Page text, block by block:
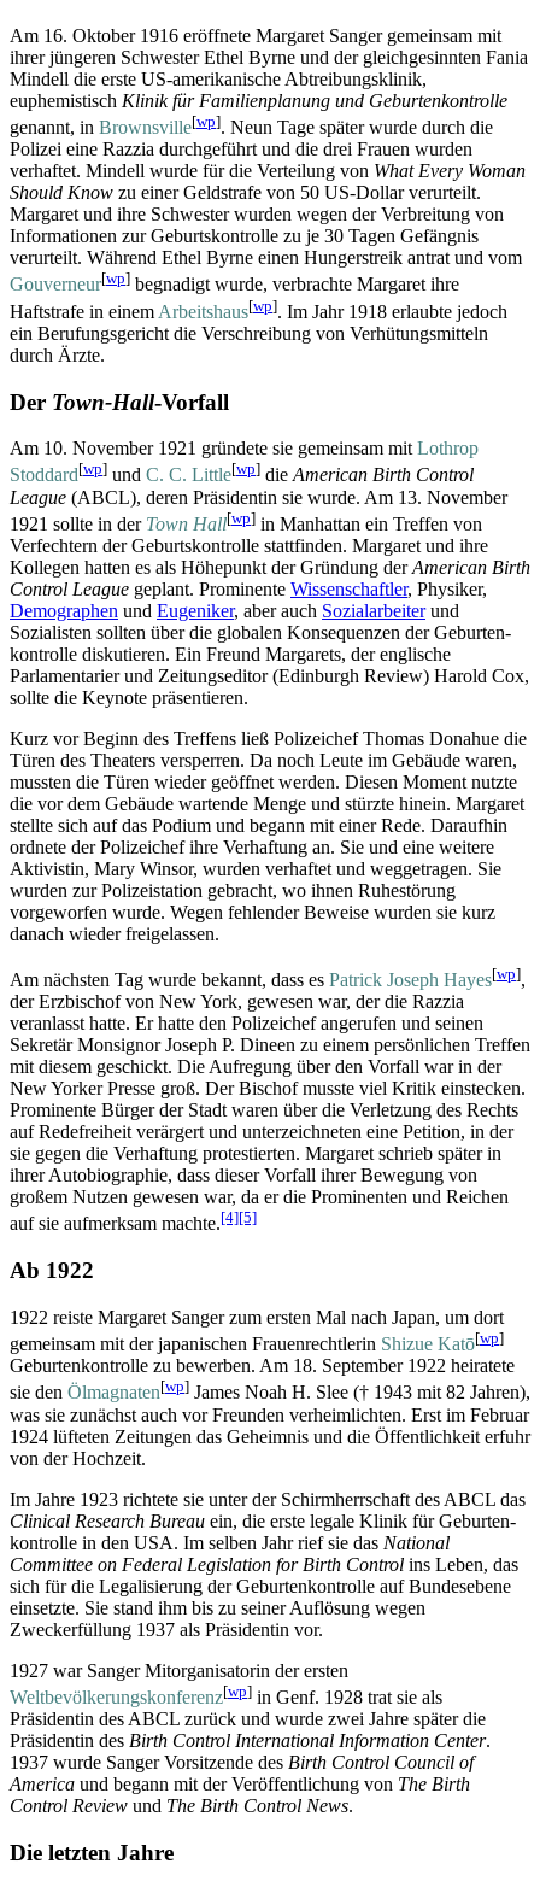
Am 16. Oktober 1916 eröffnete Margaret Sanger gemeinsam mit
ihrer jüngeren Schwester Ethel Byrne und der gleichgesinnten Fania
Mindell die erste US-amerikanische Abtreibungsklinik,
euphemistisch Klinik für Familienplanung und Geburtenkontrolle
genannt, in Brownsville[wp]. Neun Tage später wurde durch die
Polizei eine Razzia durchgeführt und die drei Frauen wurden
verhaftet. Mindell wurde für die Verteilung von What Every Woman
Should Know zu einer Geldstrafe von 50 US-Dollar verurteilt.
Margaret und ihre Schwester wurden wegen der Verbreitung von
Informationen zur Geburtskontrolle zu je 30 Tagen Gefängnis
verurteilt. Während Ethel Byrne einen Hungerstreik antrat und vom
Gouverneur[wp] begnadigt wurde, verbrachte Margaret ihre
Haftstrafe in einem Arbeitshaus[wp]. Im Jahr 1918 erlaubte jedoch
ein Berufungsgericht die Verschreibung von Verhütungsmitteln
durch Ärzte.
Der Town-Hall-Vorfall
Am 10. November 1921 gründete sie gemeinsam mitLothrop
Stoddard[wp] und C. C. Little[wp] dieAmerican Birth Control
League (ABCL), deren Präsidentin sie wurde. Am 13. November
1921 sollte in der Town Hall[wp] in Manhattan ein Treffen von
Verfechtern der Geburtskontrolle stattfinden. Margaret und ihre
Kollegen hatten es als Höhepunkt der Gründung derAmerican Birth
Control League geplant. Prominente Wissenschaftler, Physiker,
Demographen und Eugeniker, aber auch Sozialarbeiterund
Sozialisten sollten über die globalen Konsequenzen der Geburten­
kontrolle diskutieren. Ein Freund Margarets, der englische
Parlamentarier und Zeitungseditor (Edinburgh Review) Harold Cox,
sollte die Keynote präsentieren.
Kurz vor Beginn des Treffens ließ Polizeichef Thomas Donahue die
Türen des Theaters versperren. Da noch Leute im Gebäude waren,
mussten die Türen wieder geöffnet werden. Diesen Moment nutzte
die vor dem Gebäude wartende Menge und stürzte hinein. Margaret
stellte sich auf das Podium und begann mit einer Rede. Daraufhin
ordnete der Polizeichef ihre Verhaftung an. Sie und eine weitere
Aktivistin, Mary Winsor, wurden verhaftet und weggetragen. Sie
wurden zur Polizeistation gebracht, wo ihnen Ruhestörung
vorgeworfen wurde. Wegen fehlender Beweise wurden sie kurz
danach wieder freigelassen.
Am nächsten Tag wurde bekannt, dass es Patrick Joseph Hayes[wp],
der Erzbischof von New York, gewesen war, der die Razzia
veranlasst hatte. Er hatte den Polizeichef angerufen und seinen
Sekretär Monsignor Joseph P. Dineen zu einem persönlichen Treffen
mit diesem geschickt. Die Aufregung über den Vorfall war in der
New Yorker Presse groß. Der Bischof musste viel Kritik einstecken.
Prominente Bürger der Stadt waren über die Verletzung des Rechts
auf Redefreiheit verärgert und unterzeichneten eine Petition, in der
sie gegen die Verhaftung protestierten. Margaret schrieb später in
ihrer Autobiographie, dass dieser Vorfall ihrer Bewegung von
großem Nutzen gewesen war, da er die Prominenten und Reichen
auf sie aufmerksam machte.[4][5]
Ab 1922
1922 reiste Margaret Sanger zum ersten Mal nach Japan, um dort
gemeinsam mit der japanischen Frauenrechtlerin Shizue Katō[wp]
Geburten­kontrolle zu bewerben. Am 18. September 1922 heiratete
sie den Ölmagnaten[wp] James Noah H. Slee († 1943 mit 82 Jahren),
was sie zunächst auch vor Freunden verheimlichten. Erst im Februar
1924 lüfteten Zeitungen das Geheimnis und die Öffentlichkeit erfuhr
von der Hochzeit.
Im Jahre 1923 richtete sie unter der Schirmherrschaft des ABCL das
Clinical Research Bureau ein, die erste legale Klinik für Geburten­
kontrolle in den USA. Im selben Jahr rief sie das National
Committee on Federal Legislation for Birth Control ins Leben, das
sich für die Legalisierung der Geburten­kontrolle auf Bundesebene
einsetzte. Sie stand ihm bis zu seiner Auflösung wegen
Zweckerfüllung 1937 als Präsidentin vor.
1927 war Sanger Mitorganisatorin der ersten
Weltbevölkerungskonferenz[wp] in Genf. 1928 trat sie als
Präsidentin des ABCL zurück und wurde zwei Jahre später die
Präsidentin des Birth Control International Information Center.
1937 wurde Sanger Vorsitzende des Birth Control Council of
America und begann mit der Veröffentlichung von The Birth
Control Review und The Birth Control News.
Die letzten Jahre